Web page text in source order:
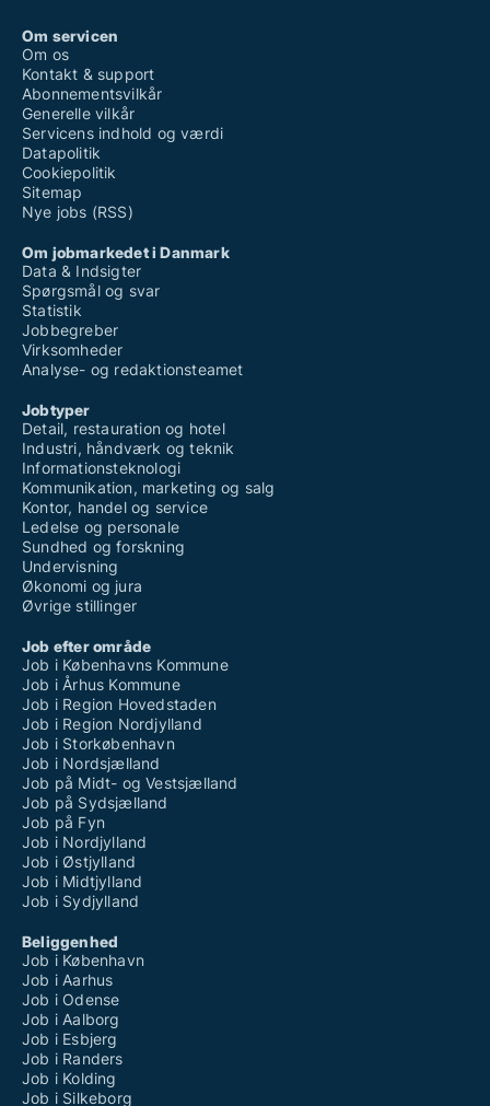
Om servicen
Om os
Kontakt & support
Abonnementsvilkår
Generelle vilkår
Servicens indhold og værdi
Datapolitik
Cookiepolitik
Sitemap
Nye jobs (RSS)
Om jobmarkedet i Danmark
Data & Indsigter
Spørgsmål og svar
Statistik
Jobbegreber
Virksomheder
Analyse- og redaktionsteamet
Jobtyper
Detail, restauration og hotel
Industri, håndværk og teknik
Informationsteknologi
Kommunikation, marketing og salg
Kontor, handel og service
Ledelse og personale
Sundhed og forskning
Undervisning
Økonomi og jura
Øvrige stillinger
Job efter område
Job i Københavns Kommune
Job i Århus Kommune
Job i Region Hovedstaden
Job i Region Nordjylland
Job i Storkøbenhavn
Job i Nordsjælland
Job på Midt- og Vestsjælland
Job på Sydsjælland
Job på Fyn
Job i Nordjylland
Job i Østjylland
Job i Midtjylland
Job i Sydjylland
Beliggenhed
Job i København
Job i Aarhus
Job i Odense
Job i Aalborg
Job i Esbjerg
Job i Randers
Job i Kolding
Job i Silkeborg